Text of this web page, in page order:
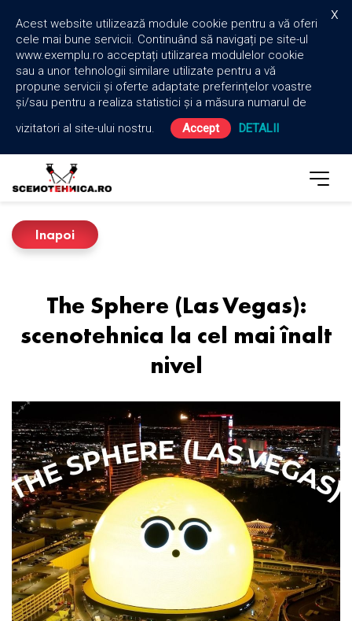
Acest website utilizează module cookie pentru a vă oferi
cele mai bune servicii. Continuând să navigați pe site-ul
www.exemplu.ro acceptați utilizarea modulelor cookie
sau a unor tehnologii similare utilizate pentru a vă
propune servicii și oferte adaptate preferințelor voastre
și/sau pentru a realiza statistici și a măsura numarul de
vizitatori al site-ului nostru.
Accept
x
DETALII
Inapoi
The Sphere (Las Vegas):
scenotehnica la cel mai înalt
nivel